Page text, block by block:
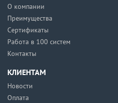
О компании
Преимущества
Сертификаты
Работа в 100 систем
Контакты
КЛИЕНТАМ
Новости
Оплата